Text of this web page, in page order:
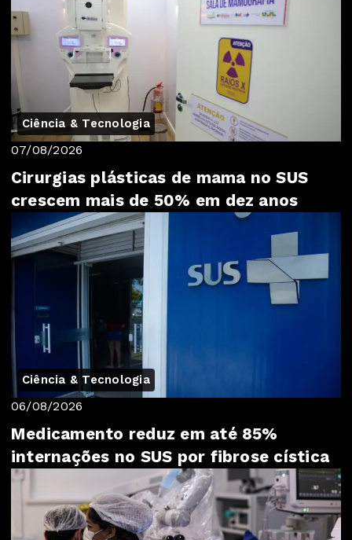
Ciência & Tecnologia
07/08/2026
Cirurgias plásticas de mama no SUS
crescem mais de 50% em dez anos
Ciência & Tecnologia
06/08/2026
Medicamento reduz em até 85%
internações no SUS por fibrose cística